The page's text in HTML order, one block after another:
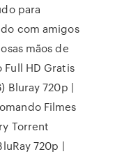
para
com amigos
mãos de
Full HD Gratis
Bluray 720p |
Filmes
Torrent
720p |